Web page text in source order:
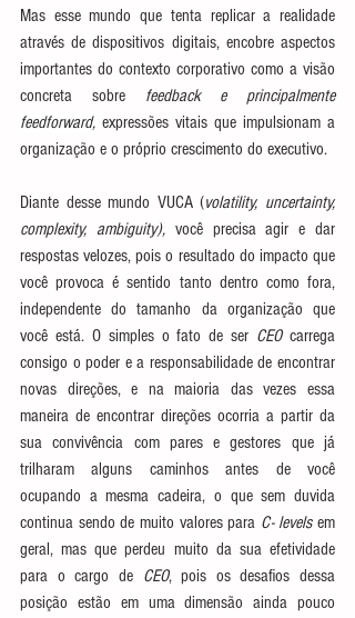
Mas esse mundo que tenta replicar a realidade
através de dispositivos digitais, encobre aspectos
importantes do contexto corporativo como a visão
concreta sobre feedback e principalmente
feedforward, expressões vitais que impulsionam a
organização e o próprio crescimento do executivo.
Diante desse mundo VUCA (volatility, uncertainty,
complexity, ambiguity), você precisa agir e dar
respostas velozes, pois o resultado do impacto que
você provoca é sentido tanto dentro como fora,
independente do tamanho da organização que
você está. O simples o fato de ser CEO carrega
consigo o poder e a responsabilidade de encontrar
novas direções, e na maioria das vezes essa
maneira de encontrar direções ocorria a partir da
sua convivência com pares e gestores que já
trilharam alguns caminhos antes de você
ocupando a mesma cadeira, o que sem duvida
continua sendo de muito valores para C- levels em
geral, mas que perdeu muito da sua efetividade
para o cargo de CEO, pois os desafios dessa
posição estão em uma dimensão ainda pouco